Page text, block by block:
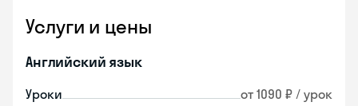
Услуги и цены
Английский язык
Уроки от 1090 ₽ / урок